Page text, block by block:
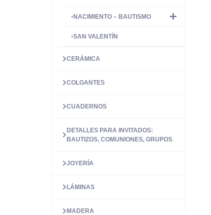
NACIMIENTO – BAUTISMO
SAN VALENTÍN
CERÁMICA
COLGANTES
CUADERNOS
DETALLES PARA INVITADOS:
BAUTIZOS, COMUNIONES, GRUPOS
JOYERÍA
LÁMINAS
MADERA